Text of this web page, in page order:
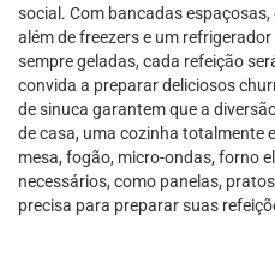
social. Com bancadas
além de freezers e um
sempre geladas, cada refeição
convida a preparar deliciosos
de sinuca garantem que a
de casa, uma cozinha totalmente
mesa, fogão, micro-ondas, forno
necessários, como panelas,
precisa para preparar suas